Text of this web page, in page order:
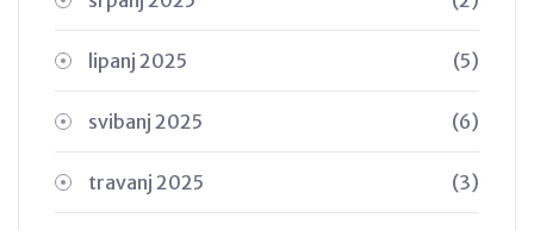
lipanj 2025 (5)
svibanj 2025 (6)
travanj 2025 (3)